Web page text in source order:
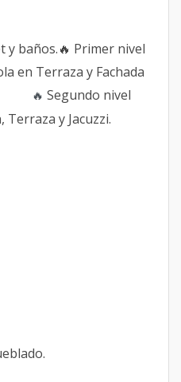
y baños.🔥 Primer nivel
en Terraza y Fachada
🔥 Segundo nivel
y Jacuzzi.